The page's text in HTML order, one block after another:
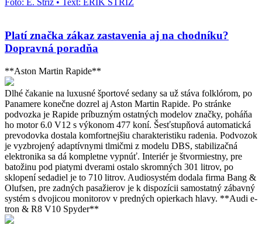
Foto: E. Stríž • Text: ERIK STRÍŽ
Platí značka zákaz zastavenia aj na chodníku?
Dopravná poradňa
**Aston Martin Rapide**
Dlhé čakanie na luxusné športové sedany sa už stáva folklórom, po
Panamere konečne dozrel aj Aston Martin Rapide. Po stránke
podvozka je Rapide príbuzným ostatných modelov značky, poháňa
ho motor 6.0 V12 s výkonom 477 koní. Šesťstupňová automatická
prevodovka dostala komfortnejšiu charakteristiku radenia. Podvozok
je vyzbrojený adaptívnymi tlmičmi z modelu DBS, stabilizačná
elektronika sa dá kompletne vypnúť. Interiér je štvormiestny, pre
batožinu pod piatymi dverami ostalo skromných 301 litrov, po
sklopení sedadiel je to 710 litrov. Audiosystém dodala firma Bang &
Olufsen, pre zadných pasažierov je k dispozícii samostatný zábavný
systém s dvojicou monitorov v predných opierkach hlavy. **Audi e-
tron & R8 V10 Spyder**